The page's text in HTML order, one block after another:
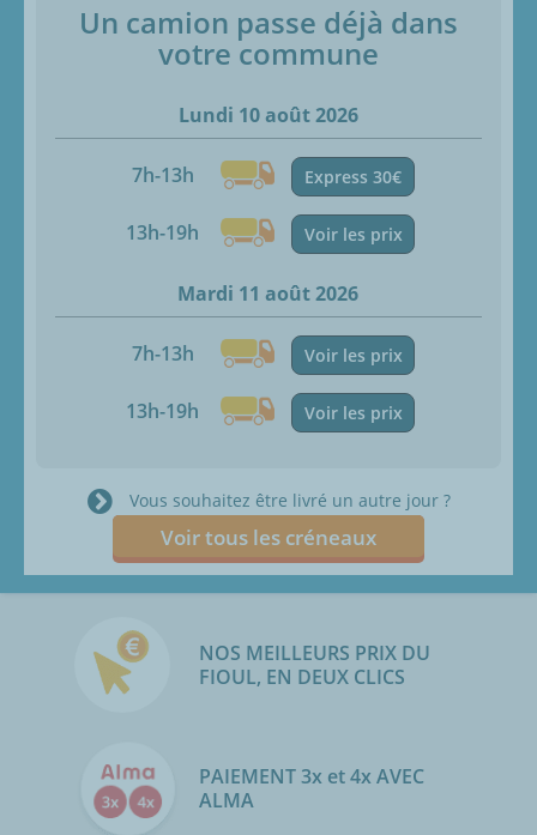
Un camion passe déjà dans
votre commune
Lundi 10 août 2026
7h-13h Express 30€
13h-19h Voir les prix
Mardi 11 août 2026
7h-13h Voir les prix
13h-19h Voir les prix
Vous souhaitez être livré un autre jour ?
Voir tous les créneaux
NOS MEILLEURS PRIX DU
FIOUL, EN DEUX CLICS
PAIEMENT 3x et 4x AVEC
ALMA